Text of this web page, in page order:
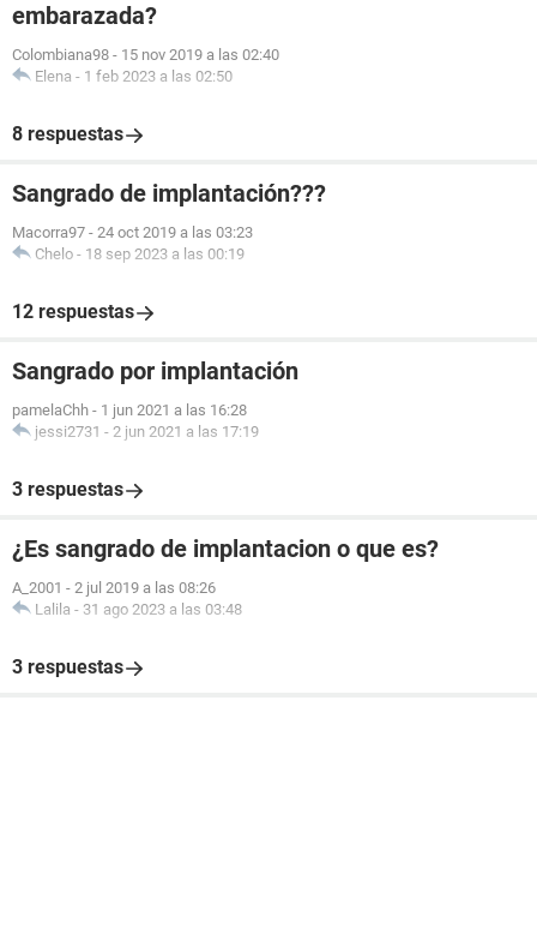
embarazada?
Colombiana98 - 15 nov 2019 a las 02:40
Elena - 1 feb 2023 a las 02:50
8 respuestas
Sangrado de implantación???
Macorra97 - 24 oct 2019 a las 03:23
Chelo - 18 sep 2023 a las 00:19
12 respuestas
Sangrado por implantación
pamelaChh - 1 jun 2021 a las 16:28
jessi2731 - 2 jun 2021 a las 17:19
3 respuestas
¿Es sangrado de implantacion o que es?
A_2001 - 2 jul 2019 a las 08:26
Lalila - 31 ago 2023 a las 03:48
3 respuestas